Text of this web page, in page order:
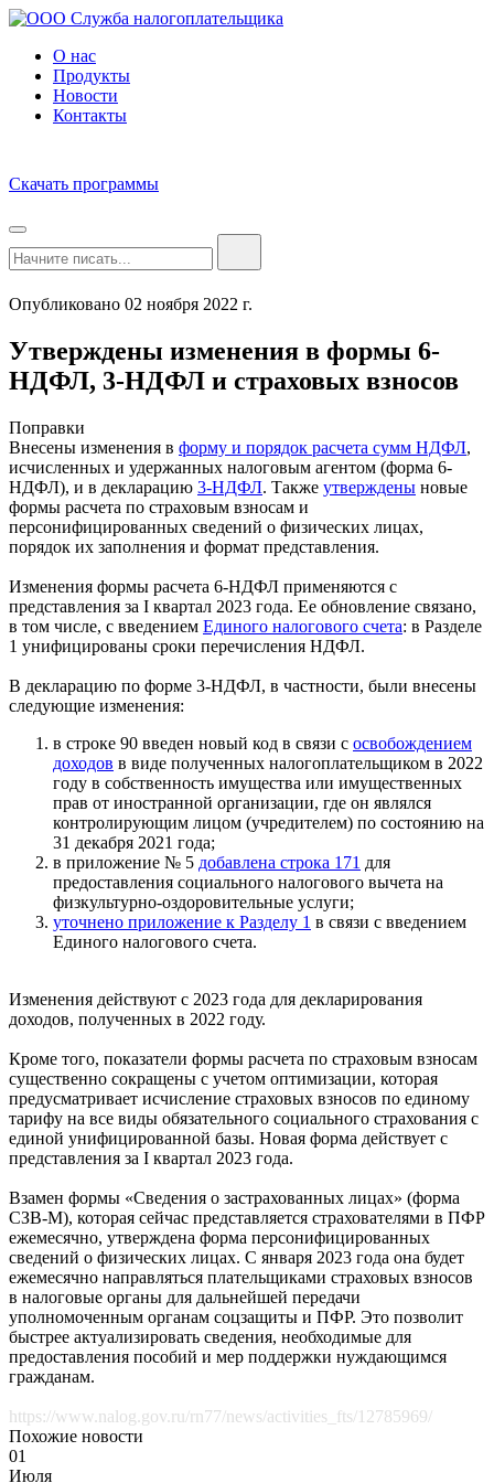
О нас
Продукты
Новости
Контакты
Скачать программы
Опубликовано 02 ноября 2022 г.
Утверждены изменения в формы 6-
НДФЛ, 3-НДФЛ и страховых взносов
Поправки
Внесены изменения в форму и порядок расчета сумм НДФЛ,
исчисленных и удержанных налоговым агентом (форма 6-
НДФЛ), и в декларацию 3-НДФЛ. Также утверждены новые
формы расчета по страховым взносам и
персонифицированных сведений о физических лицах,
порядок их заполнения и формат представления.
Изменения формы расчета 6-НДФЛ применяются с
представления за I квартал 2023 года. Ее обновление связано,
в том числе, с введением Единого налогового счета: в Разделе
1 унифицированы сроки перечисления НДФЛ.
В декларацию по форме 3-НДФЛ, в частности, были внесены
следующие изменения:
в строке 90 введен новый код в связи с освобождением
доходов в виде полученных налогоплательщиком в 2022
году в собственность имущества или имущественных
прав от иностранной организации, где он являлся
контролирующим лицом (учредителем) по состоянию на
31 декабря 2021 года;
в приложение № 5 добавлена строка 171 для
предоставления социального налогового вычета на
физкультурно-оздоровительные услуги;
уточнено приложение к Разделу 1 в связи с введением
Единого налогового счета.
Изменения действуют с 2023 года для декларирования
доходов, полученных в 2022 году.
Кроме того, показатели формы расчета по страховым взносам
существенно сокращены с учетом оптимизации, которая
предусматривает исчисление страховых взносов по единому
тарифу на все виды обязательного социального страхования с
единой унифицированной базы. Новая форма действует с
представления за I квартал 2023 года.
Взамен формы «Сведения о застрахованных лицах» (форма
СЗВ-М), которая сейчас представляется страхователями в ПФР
ежемесячно, утверждена форма персонифицированных
сведений о физических лицах. С января 2023 года она будет
ежемесячно направляться плательщиками страховых взносов
в налоговые органы для дальнейшей передачи
уполномоченным органам соцзащиты и ПФР. Это позволит
быстрее актуализировать сведения, необходимые для
предоставления пособий и мер поддержки нуждающимся
гражданам.
https://www.nalog.gov.ru/rn77/news/activities_fts/12785969/
Похожие новости
01
Июля